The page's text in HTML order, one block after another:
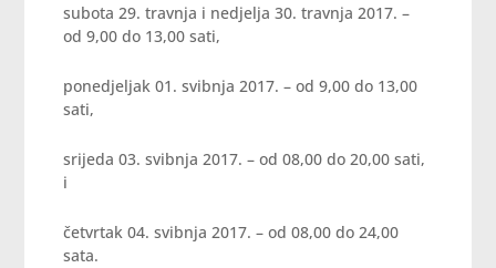
subota 29. travnja i nedjelja 30. travnja 2017. –
od 9,00 do 13,00 sati,
ponedjeljak 01. svibnja 2017. – od 9,00 do 13,00
sati,
srijeda 03. svibnja 2017. – od 08,00 do 20,00 sati,
i
četvrtak 04. svibnja 2017. – od 08,00 do 24,00
sata.